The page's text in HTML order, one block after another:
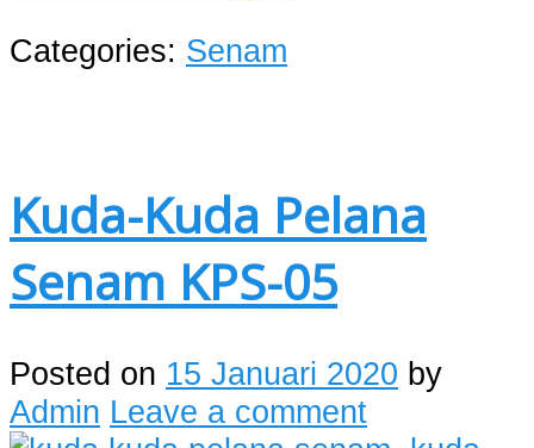
Categories: Senam
Kuda-Kuda Pelana
Senam KPS-05
Posted on 15 Januari 2020 by
Admin Leave a comment